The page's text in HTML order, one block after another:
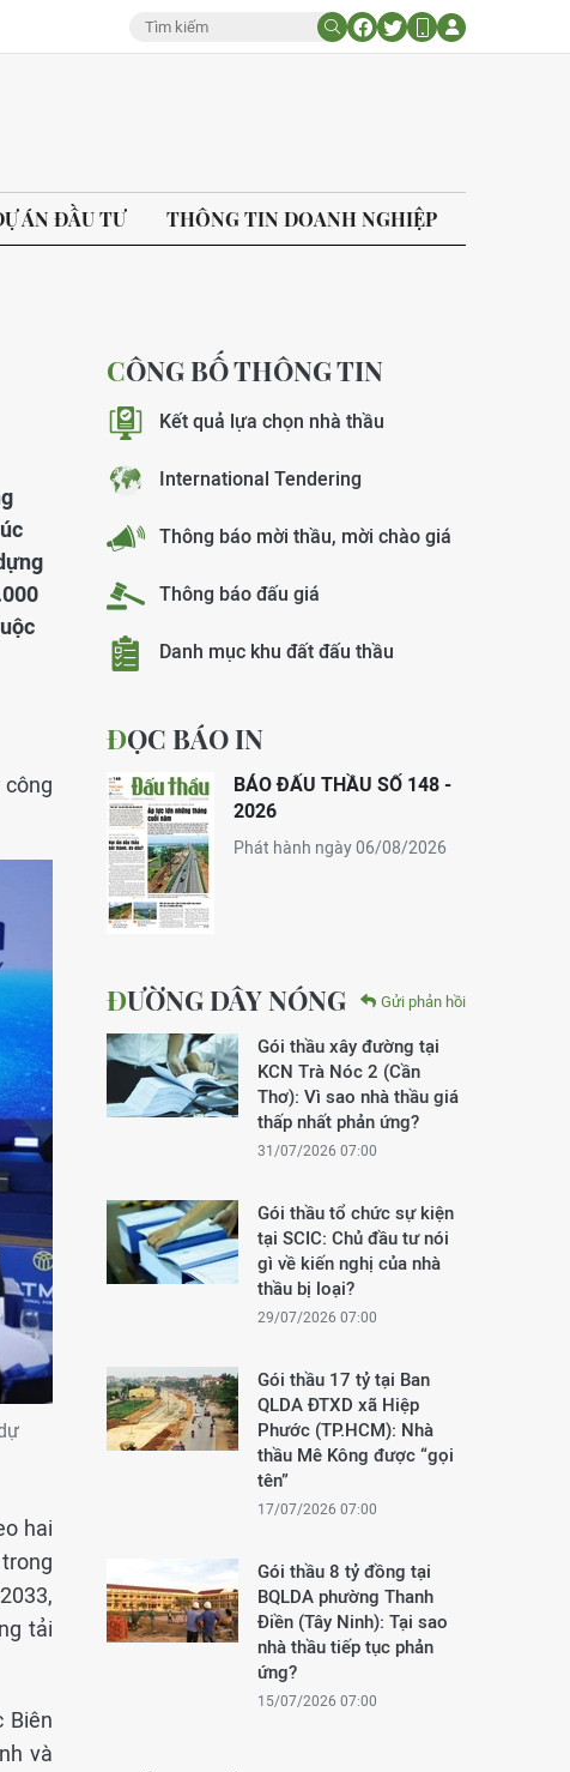
ÁN ĐẦU TƯ THÔNG TIN DOANH NGHIỆP
hai
tải
Biên
và
CÔNG BỐ THÔNG TIN
Kết quả lựa chọn nhà thầu
International Tendering
Thông báo mời thầu, mời chào giá
Thông báo đấu giá
Danh mục khu đất đấu thầu
ĐỌC BÁO IN
BÁO ĐẤU THẦU SỐ 148 -
2026
Phát hành ngày 06/08/2026
ĐƯỜNG DÂY NÓNG Gửi phản hồi
Gói thầu xây đường tại
KCN Trà Nóc 2 (Cần
Thơ): Vì sao nhà thầu giá
thấp nhất phản ứng?
31/07/2026 07:00
Gói thầu tổ chức sự kiện
tại SCIC: Chủ đầu tư nói
gì về kiến nghị của nhà
thầu bị loại?
29/07/2026 07:00
Gói thầu 17 tỷ tại Ban
QLDA ĐTXD xã Hiệp
Phước (TP.HCM): Nhà
thầu Mê Kông được “gọi
tên”
17/07/2026 07:00
Gói thầu 8 tỷ đồng tại
BQLDA phường Thanh
Điền (Tây Ninh): Tại sao
nhà thầu tiếp tục phản
ứng?
15/07/2026 07:00